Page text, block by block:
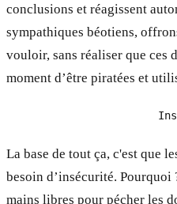
conclusions et réagissent
sympathiques béotiens,
vouloir, sans réaliser que ces
moment d’être piratées et
La base de tout ça, c'est que
besoin d’insécurité. Pourquoi
mains libres pour pécher les